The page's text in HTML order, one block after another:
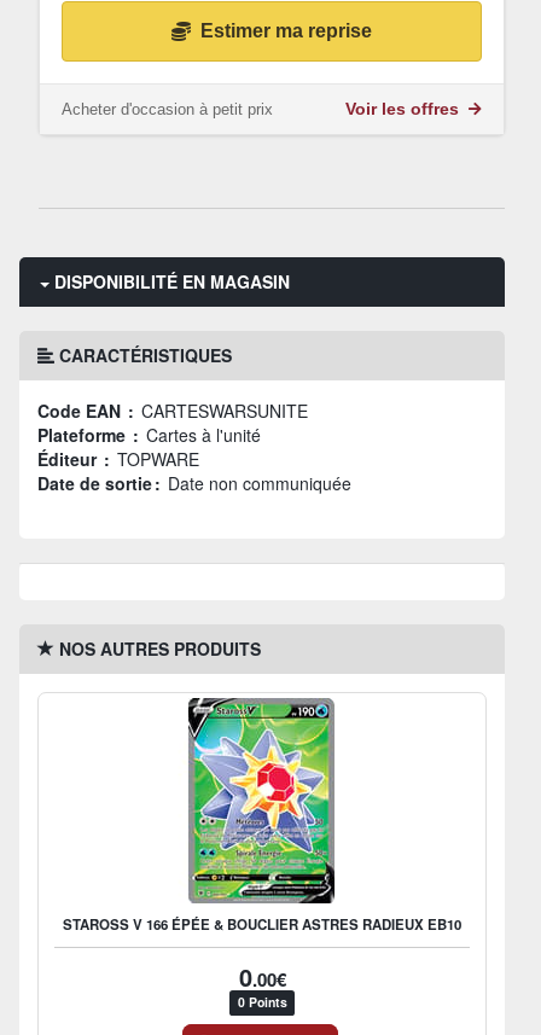
Estimer ma reprise
Acheter d'occasion à petit prix Voir les offres
DISPONIBILITÉ EN MAGASIN
CARACTÉRISTIQUES
Code EAN : CARTESWARSUNITE
Plateforme : Cartes à l'unité
Éditeur : TOPWARE
Date de sortie : Date non communiquée
NOS AUTRES PRODUITS
STAROSS V 166 ÉPÉE & BOUCLIER ASTRES RADIEUX EB10
0.00€
0 Points